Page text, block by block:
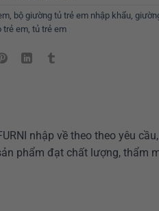
, bộ giường tủ trẻ em nhập khẩu,
trẻ em, tủ trẻ em
nhập về theo theo yêu
phẩm đạt chất lượng, thẩm